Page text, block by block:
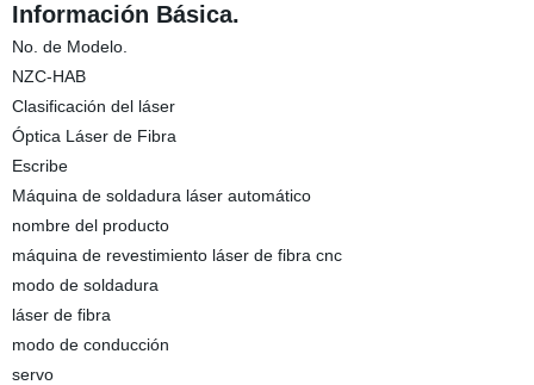
Información Básica.
No. de Modelo.
NZC-HAB
Clasificación del láser
Óptica Láser de Fibra
Escribe
Máquina de soldadura láser automático
nombre del producto
máquina de revestimiento láser de fibra cnc
modo de soldadura
láser de fibra
modo de conducción
servo